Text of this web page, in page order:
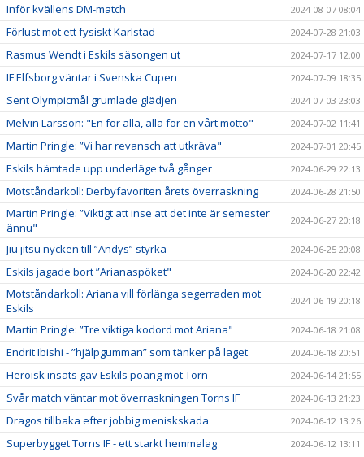
Inför kvällens DM-match 2024-08-07 08:04
Förlust mot ett fysiskt Karlstad 2024-07-28 21:03
Rasmus Wendt i Eskils säsongen ut 2024-07-17 12:00
IF Elfsborg väntar i Svenska Cupen 2024-07-09 18:35
Sent Olympicmål grumlade glädjen 2024-07-03 23:03
Melvin Larsson: "En för alla, alla för en vårt motto" 2024-07-02 11:41
Martin Pringle: ”Vi har revansch att utkräva" 2024-07-01 20:45
Eskils hämtade upp underläge två gånger 2024-06-29 22:13
Motståndarkoll: Derbyfavoriten årets överraskning 2024-06-28 21:50
Martin Pringle: ”Viktigt att inse att det inte är semester
ännu"
2024-06-27 20:18
Jiu jitsu nycken till ”Andys” styrka 2024-06-25 20:08
Eskils jagade bort ”Arianaspöket" 2024-06-20 22:42
Motståndarkoll: Ariana vill förlänga segerraden mot
Eskils
2024-06-19 20:18
Martin Pringle: ”Tre viktiga kodord mot Ariana" 2024-06-18 21:08
Endrit Ibishi - ”hjälpgumman” som tänker på laget 2024-06-18 20:51
Heroisk insats gav Eskils poäng mot Torn 2024-06-14 21:55
Svår match väntar mot överraskningen Torns IF 2024-06-13 21:23
Dragos tillbaka efter jobbig meniskskada 2024-06-12 13:26
Superbygget Torns IF - ett starkt hemmalag 2024-06-12 13:11